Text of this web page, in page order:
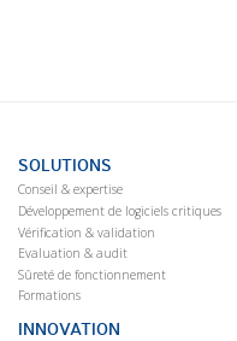
SOLUTIONS
Conseil & expertise
Développement de logiciels critiques
Vérification & validation
Evaluation & audit
Sûreté de fonctionnement
Formations
INNOVATION